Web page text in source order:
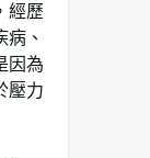
經歷
、
因為
壓力